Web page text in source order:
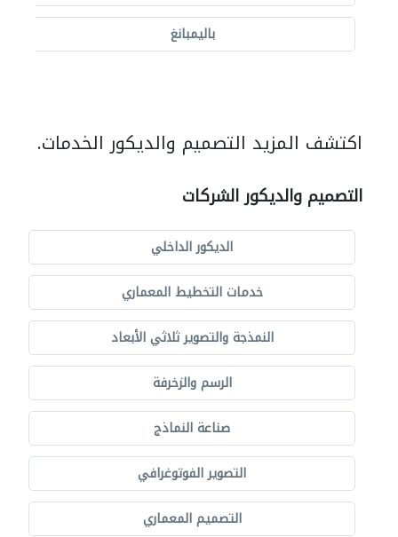
باليمبانغ
اكتشف المزيد التصميم والديكور الخدمات.
التصميم والديكور الشركات
الديكور الداخلي
خدمات التخطيط المعماري
النمذجة والتصوير ثلاثي الأبعاد
الرسم والزخرفة
صناعة النماذج
التصوير الفوتوغرافي
التصميم المعماري